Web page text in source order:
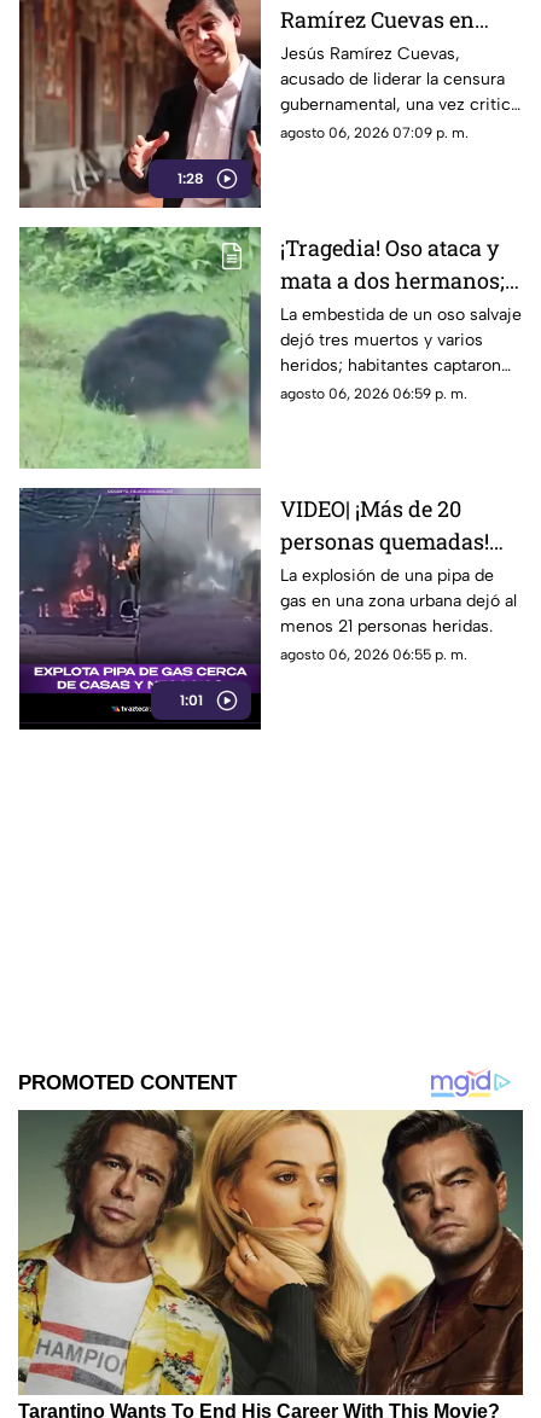
1:28
Ramírez Cuevas en
2013 se vuelve
relevante en la censura
actual
Jesús Ramírez Cuevas,
acusado de liderar la censura
gubernamental, una vez criticó
abiertamente en 2013 la
agosto 06, 2026 07:09 p. m.
¡Tragedia! Oso ataca y
mata a dos hermanos;
dramático momento
quedó grabado en
VIDEO
La embestida de un oso salvaje
dejó tres muertos y varios
heridos; habitantes captaron
en video los momentos de
agosto 06, 2026 06:59 p. m.
1:01
VIDEO| ¡Más de 20
personas quemadas!
Explota pipa de gas
cerca de casas y
negocios
La explosión de una pipa de
gas en una zona urbana dejó al
menos 21 personas heridas.
agosto 06, 2026 06:55 p. m.